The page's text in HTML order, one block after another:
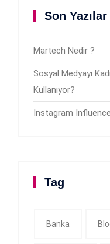
Son Yazılar
Martech Nedir ?
Sosyal Medyayı
Kullanıyor?
Instagram
Tag
Banka